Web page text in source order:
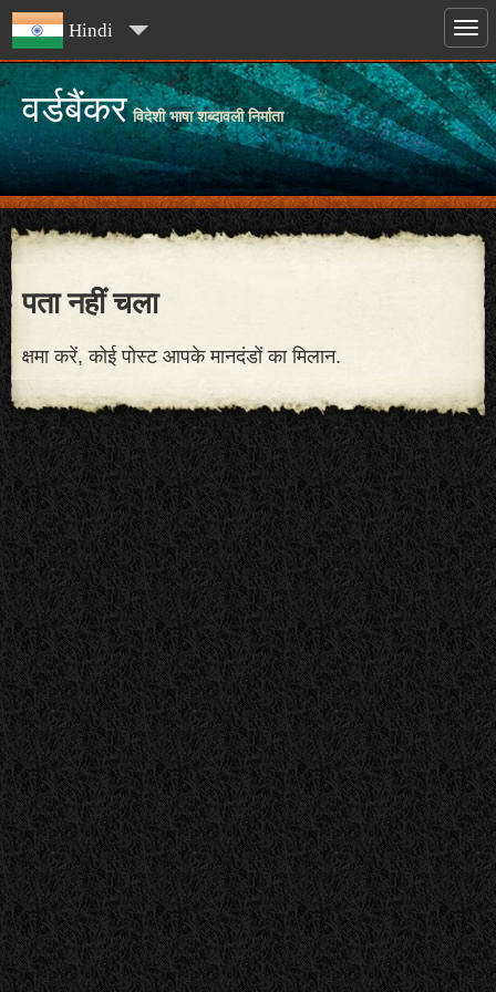
Hindi
वर्डबैंकर विदेशी भाषा शब्दावली निर्माता
पता नहीं चला
क्षमा करें, कोई पोस्ट आपके मानदंडों का मिलान.